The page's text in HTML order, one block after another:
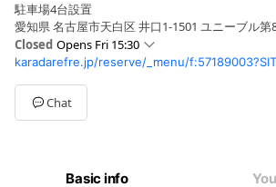
駐車場4台設置
愛知県 名古屋市天白区 井口1-1501 ユニーブル第
Closed Opens Fri 15:30
SunClosed
Mon09:00 - 12:00,15:30 - 20:00
Tue09:00 - 12:00,14:30 - 19:00
Wed09:00 - 12:00,15:30 - 20:00
09:00 - 13:00
karadarefre.jp/reserve/_menu/
Chat
Basic info